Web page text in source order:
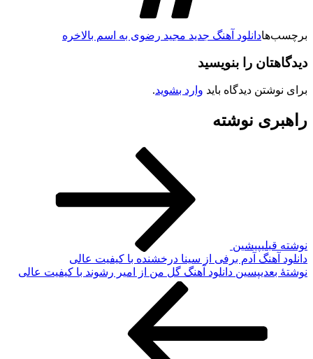
دانلود آهنگ جدید مجید رضوی به اسم بالاخره
را بنویسید
دیدگاه بایدوارد بشوید.
نوشته
پیشین
آهنگ آدم برفی از سینا درخشنده با کیفیت عالی
پسین دانلود آهنگ گل من از امیر رشوند با کیفیت عالی